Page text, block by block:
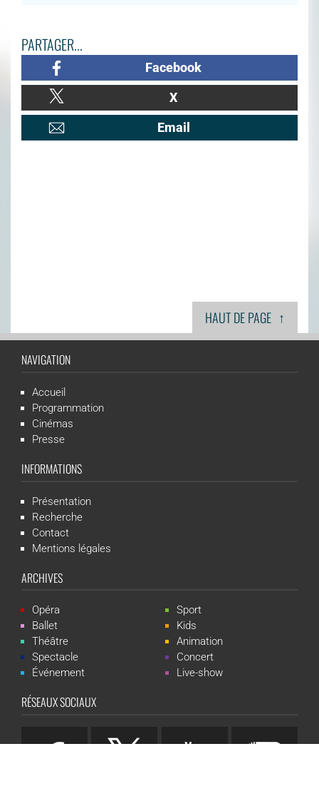
PARTAGER...
Facebook
X
Email
HAUT DE PAGE ↑
NAVIGATION
Accueil
Programmation
Cinémas
Presse
INFORMATIONS
Présentation
Recherche
Contact
Mentions légales
ARCHIVES
Opéra
Ballet
Théâtre
Spectacle
Événement
Sport
Kids
Animation
Concert
Live-show
RÉSEAUX SOCIAUX